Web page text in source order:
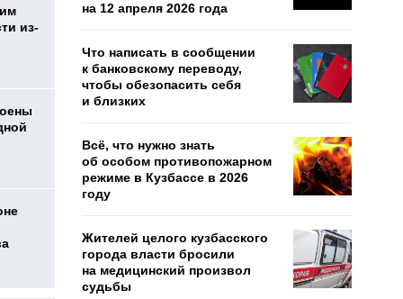
из-
на 12 апреля 2026 года
Что написать в сообщении
к банковскому переводу,
чтобы обезопасить себя
и близких
Всё, что нужно знать
об особом противопожарном
режиме в Кузбассе в 2026
году
Жителей целого кузбасского
города власти бросили
на медицинский произвол
судьбы